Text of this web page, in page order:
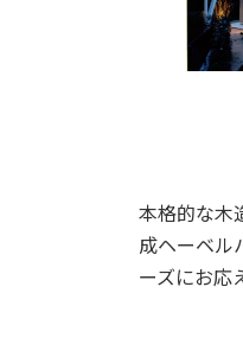
本格的な木
成ヘーベル
ーズにお応